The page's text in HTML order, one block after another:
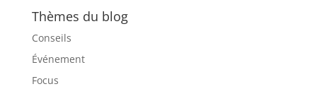
Thèmes du blog
Conseils
Événement
Focus